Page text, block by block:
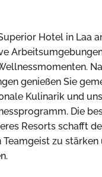
Hotel in Laa
genießen Sie
Kulinarik und
Die
Resorts schafft
Teamgeist zu stärken